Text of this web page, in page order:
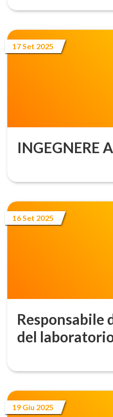
17 Set 2025
INGEGNERE
16 Set 2025
Responsabile
del
19 Giu 2025